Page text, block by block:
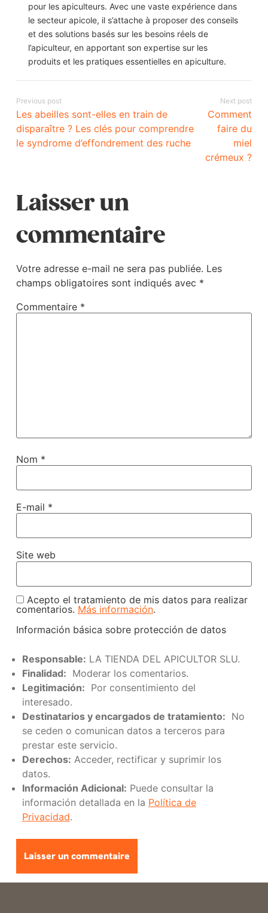
pour les apiculteurs. Avec une vaste expérience dans
le secteur apicole, il s’attache à proposer des conseils
et des solutions basés sur les besoins réels de
l’apiculteur, en apportant son expertise sur les
produits et les pratiques essentielles en apiculture.​
Previous post
Les abeilles sont-elles en train de
disparaître ? Les clés pour comprendre
le syndrome d’effondrement des ruche
Next post
Comment
faire du
miel
crémeux ?
Laisser un
commentaire
Votre adresse e-mail ne sera pas publiée. Les
champs obligatoires sont indiqués avec *
Commentaire *
Nom *
E-mail *
Site web
Acepto el tratamiento de mis datos para realizar
comentarios. Más información.
Información básica sobre protección de datos
Responsable: LA TIENDA DEL APICULTOR SLU.
Finalidad: Moderar los comentarios.
Legitimación: Por consentimiento del
interesado.
Destinatarios y encargados de tratamiento: No
se ceden o comunican datos a terceros para
prestar este servicio.
Derechos: Acceder, rectificar y suprimir los
datos.
Información Adicional: Puede consultar la
información detallada en la Política de
Privacidad.